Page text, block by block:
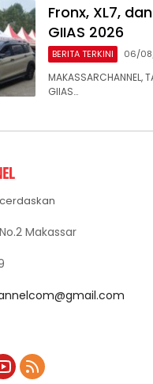
Fronx, XL7,
GIIAS 2026
BERITA TERKINI 06/
GIIAS…
Makassar